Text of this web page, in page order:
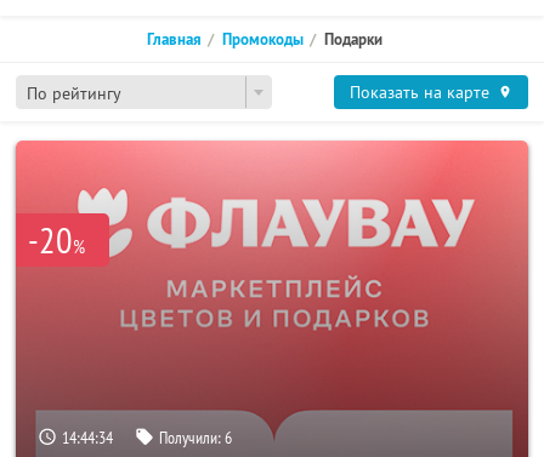
По рейтингу
Главная Промокоды Подарки
Показать на карте
-20%
14:44:33 Получили:6